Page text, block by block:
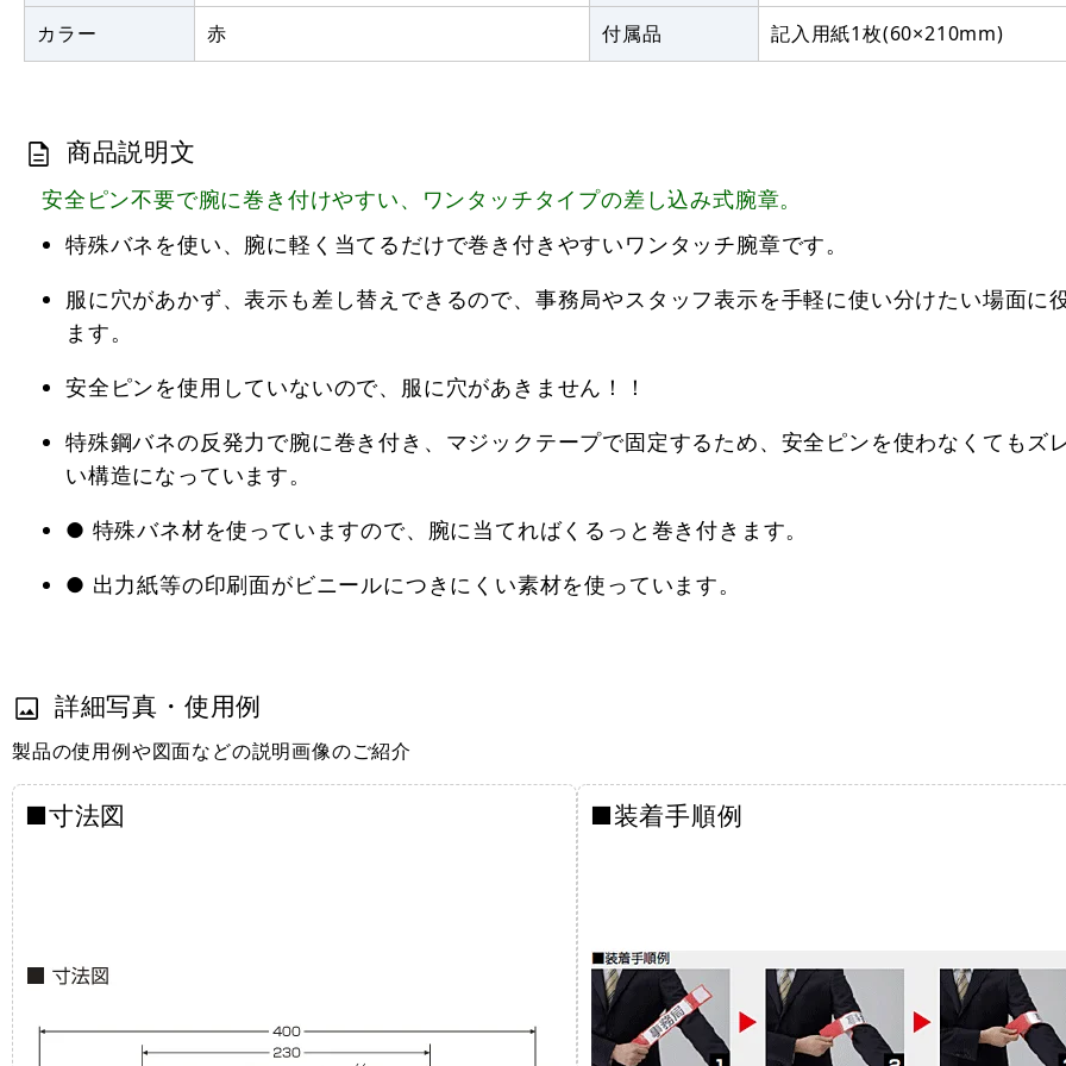
カラー 赤 付属品 記入用紙1枚(60×210mm)
商品説明文
安全ピン不要で腕に巻き付けやすい、ワンタッチタイプの差し込み式腕章。
特殊バネを使い、腕に軽く当てるだけで巻き付きやすいワンタッチ腕章です。
服に穴があかず、表示も差し替えできるので、事務局やスタッフ表示を手軽に使い分けたい場面に
ます。
安全ピンを使用していないので、服に穴があきません！！
特殊鋼バネの反発力で腕に巻き付き、マジックテープで固定するため、安全ピンを使わなくてもズ
い構造になっています。
● 特殊バネ材を使っていますので、腕に当てればくるっと巻き付きます。
● 出力紙等の印刷面がビニールにつきにくい素材を使っています。
詳細写真・使用例
製品の使用例や図面などの説明画像のご紹介
■寸法図 ■装着手順例